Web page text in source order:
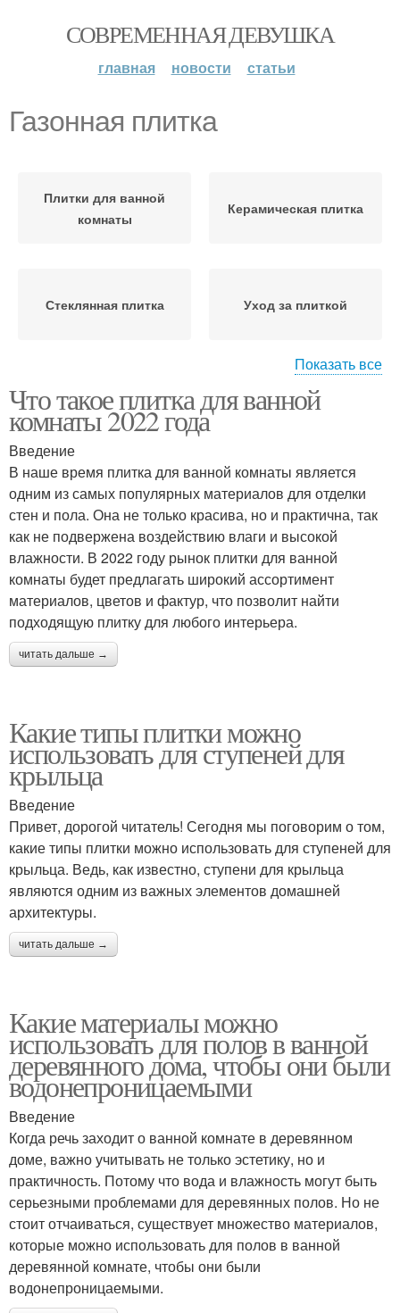
СОВРЕМЕННАЯ ДЕВУШКА
главная новости статьи
Газонная плитка
Плитки для ванной
комнаты
Керамическая плитка
Стеклянная плитка Уход за плиткой
Плитки для ступеней Конструктивная плитка
Показать все
Что такое плитка для ванной
комнаты 2022 года
Введение
В наше время плитка для ванной комнаты является
одним из самых популярных материалов для отделки
стен и пола. Она не только красива, но и практична, так
как не подвержена воздействию влаги и высокой
влажности. В 2022 году рынок плитки для ванной
комнаты будет предлагать широкий ассортимент
материалов, цветов и фактур, что позволит найти
подходящую плитку для любого интерьера.
читать дальше →
Какие типы плитки можно
использовать для ступеней для
крыльца
Введение
Привет, дорогой читатель! Сегодня мы поговорим о том,
какие типы плитки можно использовать для ступеней для
крыльца. Ведь, как известно, ступени для крыльца
являются одним из важных элементов домашней
архитектуры.
читать дальше →
Какие материалы можно
использовать для полов в ванной
деревянного дома, чтобы они были
водонепроницаемыми
Введение
Когда речь заходит о ванной комнате в деревянном
доме, важно учитывать не только эстетику, но и
практичность. Потому что вода и влажность могут быть
серьезными проблемами для деревянных полов. Но не
стоит отчаиваться, существует множество материалов,
которые можно использовать для полов в ванной
деревянной комнате, чтобы они были
водонепроницаемыми.